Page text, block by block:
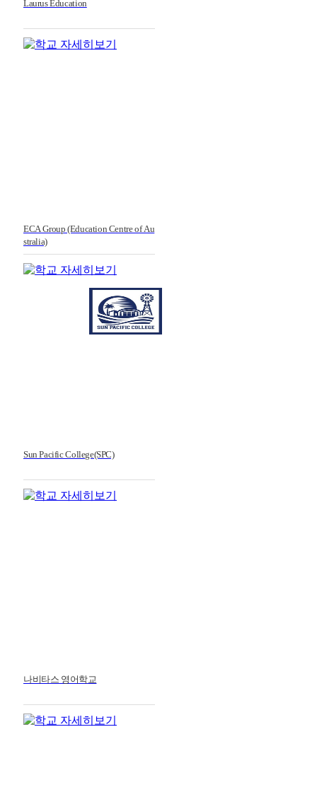
Laurus Education
ECA Group (Education Centre of Au
stralia)
Sun Pacific College(SPC)
나비타스 영어학교